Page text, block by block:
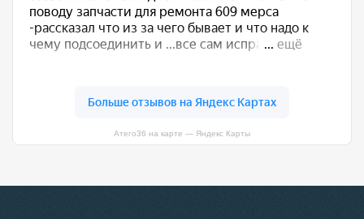
Атего36 на карте — Яндекс Карты